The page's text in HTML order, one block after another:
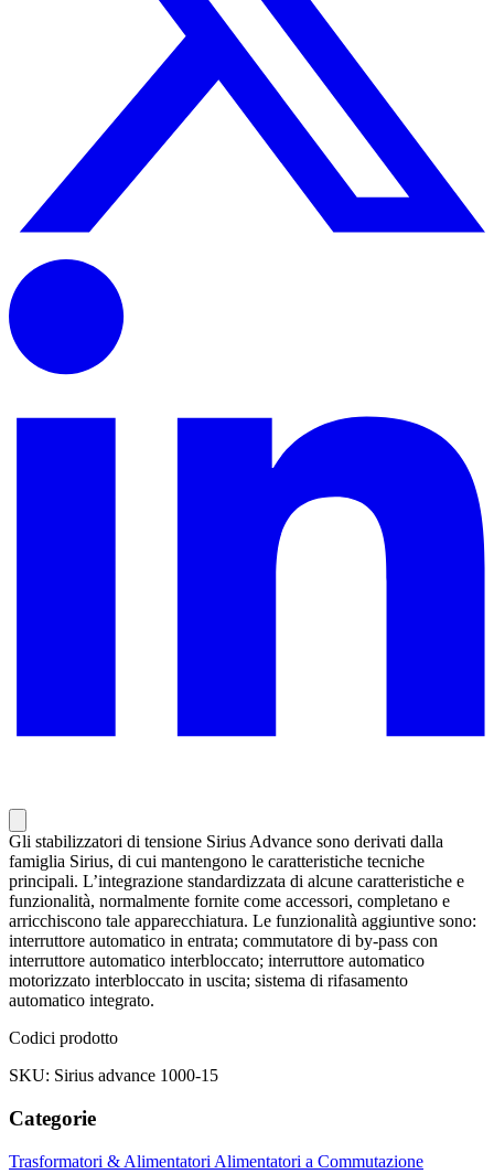
Gli stabilizzatori di tensione Sirius Advance sono derivati dalla
famiglia Sirius, di cui mantengono le caratteristiche tecniche
principali. L’integrazione standardizzata di alcune caratteristiche e
funzionalità, normalmente fornite come accessori, completano e
arricchiscono tale apparecchiatura. Le funzionalità aggiuntive sono:
interruttore automatico in entrata; commutatore di by-pass con
interruttore automatico interbloccato; interruttore automatico
motorizzato interbloccato in uscita; sistema di rifasamento
automatico integrato.
Codici prodotto
SKU: Sirius advance 1000-15
Categorie
Trasformatori & Alimentatori Alimentatori a Commutazione